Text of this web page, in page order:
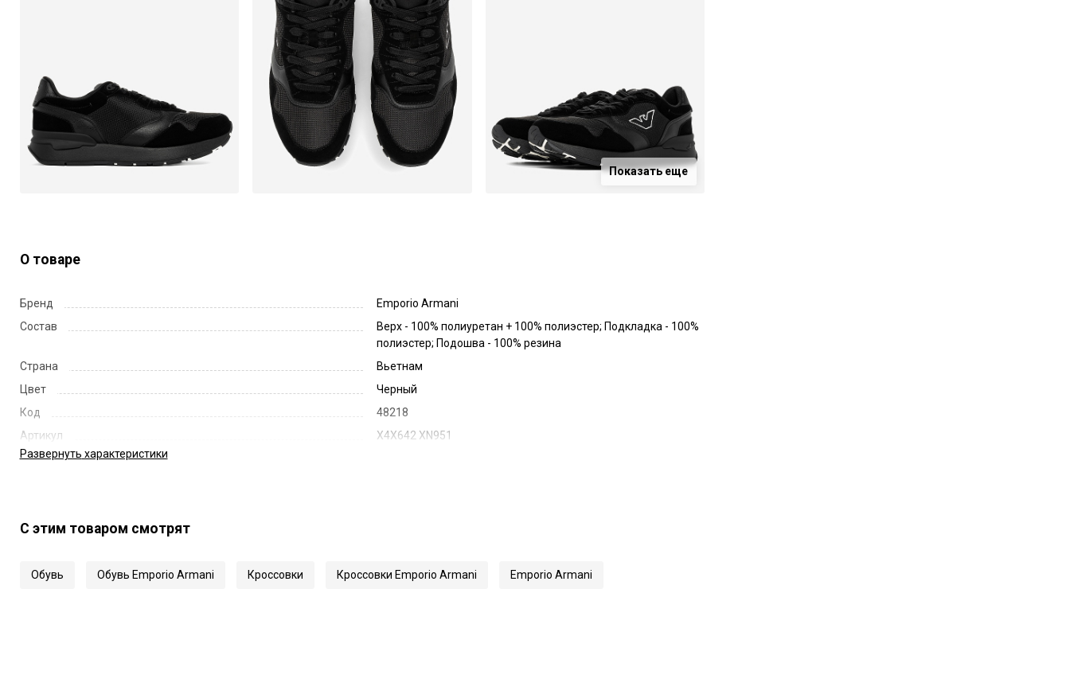
Показать еще
О товаре
Бренд
Emporio Armani
Состав
Верх - 100% полиуретан + 100% полиэстер; Подкладка - 100%
полиэстер; Подошва - 100% резина
Страна
Вьетнам
Цвет
Черный
Код
48218
Артикул
X4X642 XN951
Развернуть характеристики
С этим товаром смотрят
Обувь Обувь Emporio Armani Кроссовки Кроссовки Emporio Armani Emporio Armani